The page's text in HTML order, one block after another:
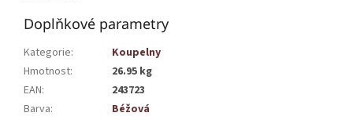
Doplňkové parametry
Kategorie:
Koupelny
Hmotnost:
26.95 kg
EAN:
243723
Barva:
Béžová